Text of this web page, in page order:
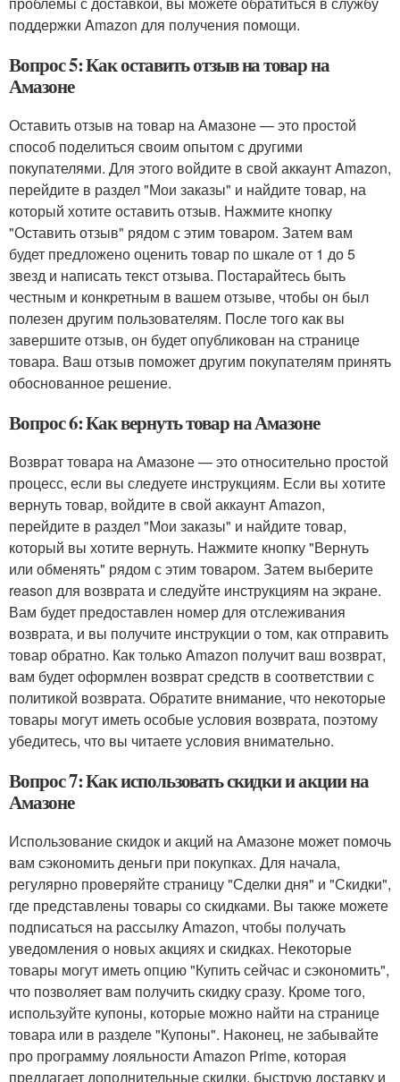
поддержки Amazon для получения помощи.
Вопрос 5: Как оставить отзыв на товар на
Амазоне
Оставить отзыв на товар на Амазоне — это простой
способ поделиться своим опытом с другими
покупателями. Для этого войдите в свой аккаунт Amazon,
перейдите в раздел "Мои заказы" и найдите товар, на
который хотите оставить отзыв. Нажмите кнопку
"Оставить отзыв" рядом с этим товаром. Затем вам
будет предложено оценить товар по шкале от 1 до 5
звезд и написать текст отзыва. Постарайтесь быть
честным и конкретным в вашем отзыве, чтобы он был
полезен другим пользователям. После того как вы
завершите отзыв, он будет опубликован на странице
товара. Ваш отзыв поможет другим покупателям принять
обоснованное решение.
Вопрос 6: Как вернуть товар на Амазоне
Возврат товара на Амазоне — это относительно простой
процесс, если вы следуете инструкциям. Если вы хотите
вернуть товар, войдите в свой аккаунт Amazon,
перейдите в раздел "Мои заказы" и найдите товар,
который вы хотите вернуть. Нажмите кнопку "Вернуть
или обменять" рядом с этим товаром. Затем выберите
reason для возврата и следуйте инструкциям на экране.
Вам будет предоставлен номер для отслеживания
возврата, и вы получите инструкции о том, как отправить
товар обратно. Как только Amazon получит ваш возврат,
вам будет оформлен возврат средств в соответствии с
политикой возврата. Обратите внимание, что некоторые
товары могут иметь особые условия возврата, поэтому
убедитесь, что вы читаете условия внимательно.
Вопрос 7: Как использовать скидки и акции на
Амазоне
Использование скидок и акций на Амазоне может помочь
вам сэкономить деньги при покупках. Для начала,
регулярно проверяйте страницу "Сделки дня" и "Скидки",
где представлены товары со скидками. Вы также можете
подписаться на рассылку Amazon, чтобы получать
уведомления о новых акциях и скидках. Некоторые
товары могут иметь опцию "Купить сейчас и сэкономить",
что позволяет вам получить скидку сразу. Кроме того,
используйте купоны, которые можно найти на странице
товара или в разделе "Купоны". Наконец, не забывайте
про программу лояльности Amazon Prime, которая
предлагает дополнительные скидки, быструю доставку и